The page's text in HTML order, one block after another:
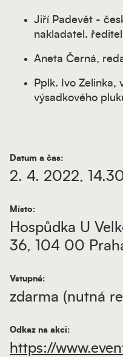
Jiří Padevět -
nakladatel.
Aneta Černá,
Pplk. Ivo Zelinka,
výsadkového
Datum a čas:
2. 4. 2022,
Místo:
Hospůdka U
36, 104 00
Vstupné:
zdarma (nutná
Odkaz na akci:
https://